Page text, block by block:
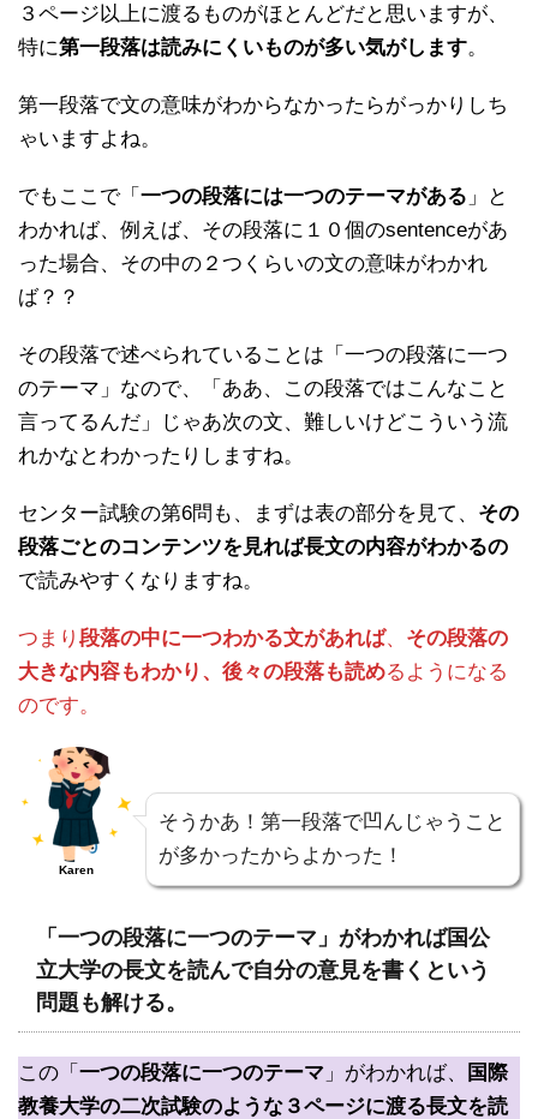
３ページ以上に渡るものがほとんどだと思いますが、
特に第一段落は読みにくいものが多い気がします。
第一段落で文の意味がわからなかったらがっかりしち
ゃいますよね。
でもここで「 一つの段落には一つのテーマがある 」と
わかれば、例えば、その段落に１０個のsentenceがあ
った場合、その中の２つくらいの文の意味がわかれ
ば？？
その段落で述べられていることは「一つの段落に一つ
のテーマ」なので、「ああ、この段落ではこんなこと
言ってるんだ」じゃあ次の文、難しいけどこういう流
れかなとわかったりしますね。
センター試験の第6問も、まずは表の部分を見て、 その
段落ごとのコンテンツを見れば長文の内容がわかるの
で読みやすくなりますね。
つまり 段落の中に一つわかる文があれば、 その段落の
大きな内容もわかり、後々の段落も読めるようになる
のです。
Karen
そうかあ！第一段落で凹んじゃうこと
が多かったからよかった！
「一つの段落に一つのテーマ」がわかれば国公
立大学の長文を読んで自分の意見を書くという
問題も解ける。
この「 一つの段落に一つのテーマ 」がわかれば、
国際
教養大学の二次試験のような３ページに渡る長文を読